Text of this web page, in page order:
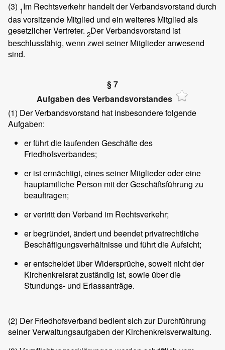
(3) 1Im Rechtsverkehr handelt der Verbandsvorstand durch
das vorsitzende Mitglied und ein weiteres Mitglied als
gesetzlicher Vertreter. 2Der Verbandsvorstand ist
beschlussfähig, wenn zwei seiner Mitglieder anwesend
sind.
§ 7
Aufgaben des Verbandsvorstandes
(1) Der Verbandsvorstand hat insbesondere folgende
Aufgaben:
er führt die laufenden Geschäfte des
Friedhofsverbandes;
er ist ermächtigt, eines seiner Mitglieder oder eine
hauptamtliche Person mit der Geschäftsführung zu
beauftragen;
er vertritt den Verband im Rechtsverkehr;
er begründet, ändert und beendet privatrechtliche
Beschäftigungsverhältnisse und führt die Aufsicht;
er entscheidet über Widersprüche, soweit nicht der
Kirchenkreisrat zuständig ist, sowie über die
Stundungs- und Erlassanträge.
(2) Der Friedhofsverband bedient sich zur Durchführung
seiner Verwaltungsaufgaben der Kirchenkreisverwaltung.